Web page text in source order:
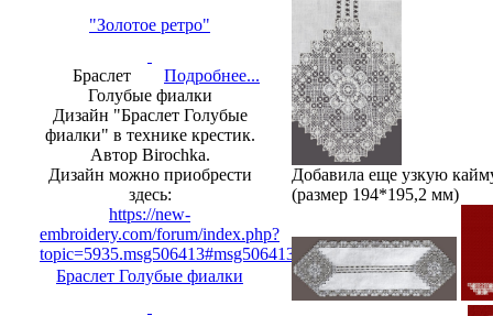
"Золотое ретро"
Подробнее...
Браслет
Голубые фиалки
Дизайн "Браслет Голубые
фиалки" в технике крестик.
Автор Birochka.
Дизайн можно приобрести
здесь:
https://new-
embroidery.com/forum/index.php?
topic=5935.msg506413#msg506413
Браслет Голубые фиалки
Добавила еще узкую
(размер 194*195,2 мм)